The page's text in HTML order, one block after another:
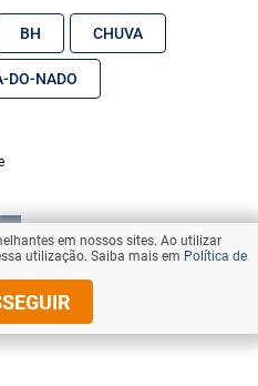
BH CHUVA
DO-NADO
AO TOPO
em nossos sites. Ao utilizar
utilização. Saiba mais em Política de